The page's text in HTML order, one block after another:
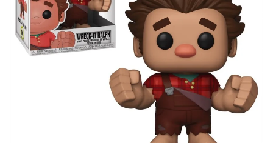
Скидка за отзыв
на Яндекс.Маркете 150₽
Оставьте отзыв (не менее 50 символов) о товаре
через систему
Яндекс.Маркет
с обязательным
указанием номера и даты заказа в нашем магазине
и получите купон на скидку 150₽
Участвуйте в конкурсах и розыгрышах в нашей